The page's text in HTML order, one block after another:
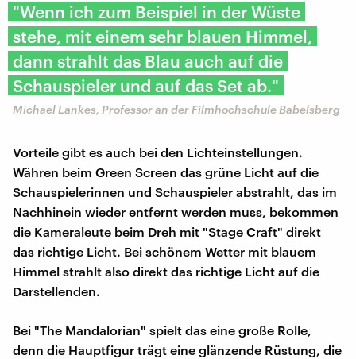
"Wenn ich zum Beispiel in der Wüste
stehe, mit einem sehr blauen Himmel,
dann strahlt das Blau auch auf die
Schauspieler und auf das Set ab."
Michael Lankes, Professor an der Filmhochschule Babelsberg
Vorteile gibt es auch bei den Lichteinstellungen.
Währen beim Green Screen das grüne Licht auf die
Schauspielerinnen und Schauspieler abstrahlt, das im
Nachhinein wieder entfernt werden muss, bekommen
die Kameraleute beim Dreh mit "Stage Craft" direkt
das richtige Licht. Bei schönem Wetter mit blauem
Himmel strahlt also direkt das richtige Licht auf die
Darstellenden.
Bei "The Mandalorian" spielt das eine große Rolle,
denn die Hauptfigur trägt eine glänzende Rüstung, die